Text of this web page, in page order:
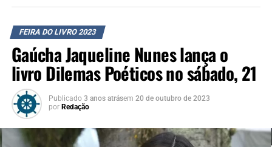
FEIRA DO LIVRO 2023
Gaúcha Jaqueline Nunes lança o
livro Dilemas Poéticos no sábado, 21
Publicado 3 anos atrásem 20 de outubro de 2023
por Redação